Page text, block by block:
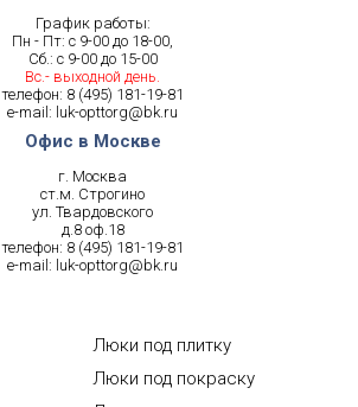
График работы:
Пн - Пт: с 9-00 до 18-00,
Сб.: с 9-00 до 15-00
Вс.- выходной день.
телефон: 8 (495) 181-19-81
e-mail: luk-opttorg@bk.ru
Офис в Москве
г. Москва
ст.м. Строгино
ул. Твардовского
д.8 оф.18
телефон: 8 (495) 181-19-81
e-mail: luk-opttorg@bk.ru
Люки под плитку
Люки под покраску